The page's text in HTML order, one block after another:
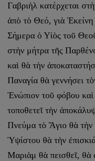
Γαβριὴλ κατέρχεται
ἀπὸ τὸ Θεό, γιὰ Ἐκείνη
Σήμερα ὁ Υἱὸς τοῦ
στὴν μήτρα τῆς
καὶ θὰ τὴν
Παναγία θὰ γεννήσει
Ἐνώπιον τοῦ φόβου καὶ
τοποθετεῖ τὴν
Πνεύμα τὸ Ἅγιο θὰ τὴν
Ὑψίστου θὰ τὴν
Μαριὰμ θὰ πεισθεῖ, θὰ